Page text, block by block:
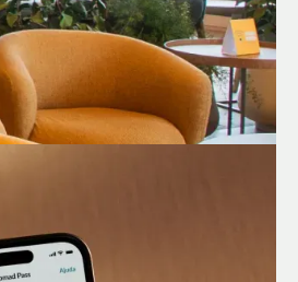
e vantagens
Internacional